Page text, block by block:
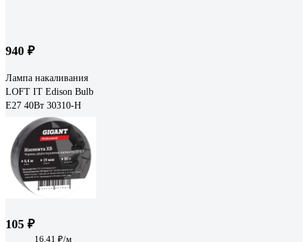
940 ₽
Лампа накаливания
LOFT IT Edison Bulb
E27 40Вт 30310-H
105 ₽
16.41 ₽/м